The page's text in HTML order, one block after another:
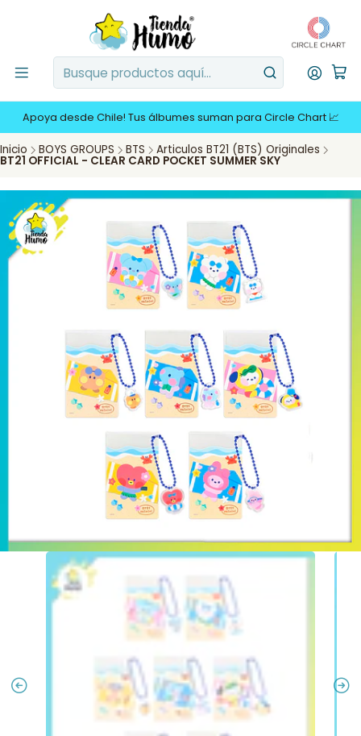
Apoya desde Chile! Tus álbumes suman para Circle Chart 📈
Inicio BOYS GROUPS BTS Articulos BT21 (BTS) Originales
BT21 OFFICIAL - CLEAR CARD POCKET SUMMER SKY